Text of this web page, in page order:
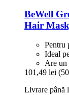
BeWell
Hair
Pentru
Ideal
Are un
101,49 lei
Livrare până